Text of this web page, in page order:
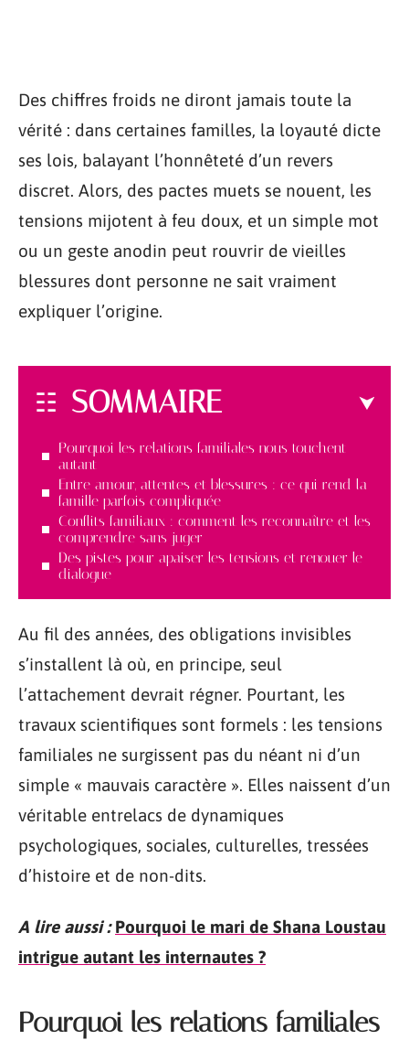
Des chiffres froids ne diront jamais toute la
vérité : dans certaines familles, la loyauté dicte
ses lois, balayant l’honnêteté d’un revers
discret. Alors, des pactes muets se nouent, les
tensions mijotent à feu doux, et un simple mot
ou un geste anodin peut rouvrir de vieilles
blessures dont personne ne sait vraiment
expliquer l’origine.
SOMMAIRE
Pourquoi les relations familiales nous touchent
autant
Entre amour, attentes et blessures : ce qui rend la
famille parfois compliquée
Conflits familiaux : comment les reconnaître et les
comprendre sans juger
Des pistes pour apaiser les tensions et renouer le
dialogue
Au fil des années, des obligations invisibles
s’installent là où, en principe, seul
l’attachement devrait régner. Pourtant, les
travaux scientifiques sont formels : les tensions
familiales ne surgissent pas du néant ni d’un
simple « mauvais caractère ». Elles naissent d’un
véritable entrelacs de dynamiques
psychologiques, sociales, culturelles, tressées
d’histoire et de non-dits.
A lire aussi : Pourquoi le mari de Shana Loustau
intrigue autant les internautes ?
Pourquoi les relations familiales